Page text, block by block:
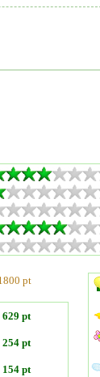
pt
629 pt
254 pt
154 pt